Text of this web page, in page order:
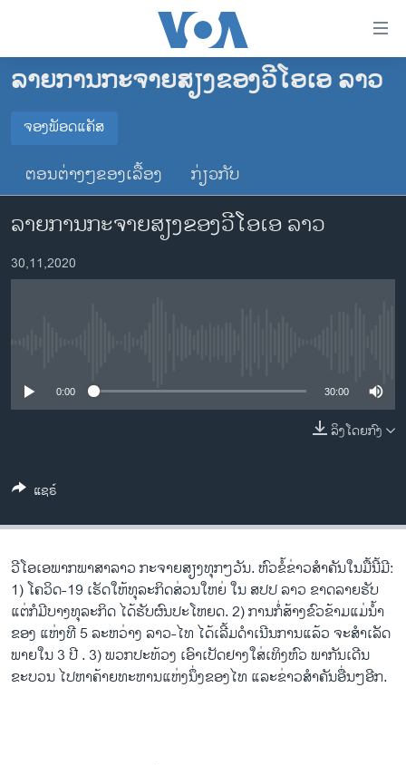
ເຂົ້າ
ຂ້າມ
ໄປ
ຊອກ
ຄົ້ນ
ໂຮມເພຈ
ລາວ
ອາເມຣິກາ
ການເລືອກຕັ້ງ ປະທານາທີບໍດີ ສະຫະລັດ 2024
ຂ່າວ​ຈີນ
ໂລກ
ຊຸມຊົນຊາວລາວ
ພາສາອັງກິດ
ວີດີໂອ
ລາຍການກະຈາຍສຽງ
ລາຍງານ
ຕິດຕາມພວກເຮົາ ທີ່
ພາສາຕ່າງໆ
ລາຍການກະຈາຍສຽງຂອງວີໂອເອ ລາວ
ຈອງພັອດແຄັສ
ຈອງພັອດແຄັສ
ຕອນຕ່າງໆຂອງເລື້ອງ ກ່ຽວກັບ
ລາຍການກະຈາຍສຽງຂອງວີໂອເອ ລາວ
30,11,2020
0:00 30:00
ລິງໂດຍກົງ
ແຊຣ໌
ວີໂອເອພາກພາສາລາວ ກະຈາຍສຽງທຸກໆວັນ. ຫົວຂໍ້ຂ່າວສໍາຄັນໃນມື້ນີ້ມີ:
1) ໂຄວິດ-19 ເຮັດໃຫ້ທຸລະກິດສ່ວນໃຫຍ່ ໃນ ສປປ ລາວ ຂາດລາຍຮັບ
ແຕ່ກໍມີບາງທຸລະກິດ ໄດ້ຮັບຜົນປະໂຫຍດ. 2) ການກໍ່ສ້າງຂົວຂ້າມແມ່ນ້ຳ
ຂອງ ແຫ່ງທີ 5 ລະຫວ່າງ ລາວ-ໄທ ໄດ້ເລີ້ມດຳເນີນການແລ້ວ ຈະສຳເລັດ
ພາຍໃນ 3 ປີ . 3) ພວກປະທ້ວງ ເອົາເປັດຢາງໃສ່ເທິງຫົວ ພາກັນເດີນ
ຂະບວນ ໄປຫາຄ້າຍທະຫານແຫ່ງນຶ່ງຂອງໄທ ແລະຂ່າວສໍາຄັນອື່ນໆອີກ.